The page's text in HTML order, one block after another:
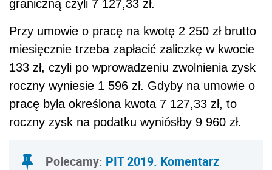
graniczną czyli 7 127,33 zł.
Przy umowie o pracę na kwotę 2 250 zł brutto
miesięcznie trzeba zapłacić zaliczkę w kwocie
133 zł, czyli po wprowadzeniu zwolnienia zysk
roczny wyniesie 1 596 zł. Gdyby na umowie o
pracę była określona kwota 7 127,33 zł, to
roczny zysk na podatku wyniósłby 9 960 zł.
Polecamy: PIT 2019. Komentarz